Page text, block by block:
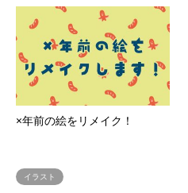
×年前の絵をリメイク！
イラスト